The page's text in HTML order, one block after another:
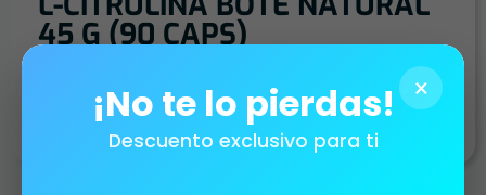
45 G (90 CAPS)
AÑADIR AL CARRITO ×
¡No te lo pierdas!
Descuento exclusivo para ti